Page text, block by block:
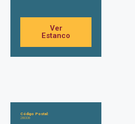
Ver
Estanco
Código Postal:
28008